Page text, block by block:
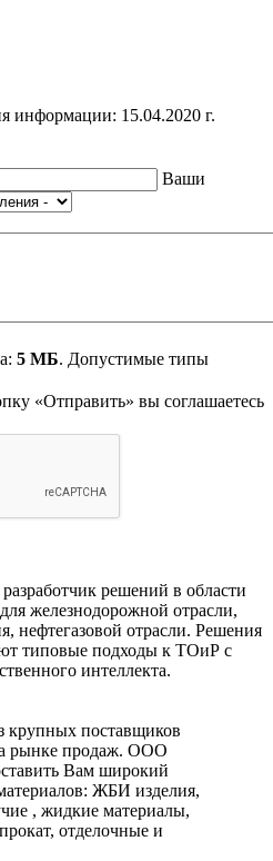
информации: 15.04.2020 г.
Ваши
5 МБ. Допустимые типы
«Отправить» вы соглашаетесь
решений в области
железнодорожной отрасли,
нефтегазовой отрасли. Решения
типовые подходы к ТОиР с
интеллекта.
крупных поставщиков
рынке продаж. ООО
Вам широкий
ЖБИ изделия,
, жидкие материалы,
отделочные и